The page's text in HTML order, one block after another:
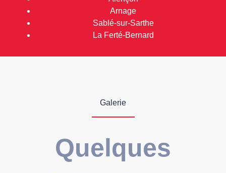
Arnage
Sablé-sur-Sarthe
La Ferté-Bernard
Galerie
Quelques